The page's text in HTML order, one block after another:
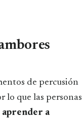
de percusión
lo que las personas
aprender a